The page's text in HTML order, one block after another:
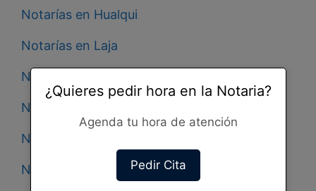
Notarías en Hualqui
Notarías en Laja
Notarías en Lebu
Notarías en Lota
Notarías en Nacimiento
Notarías en Penco
¿Quieres pedir hora en la Notaria?
Agenda tu hora de atención
Pedir Cita